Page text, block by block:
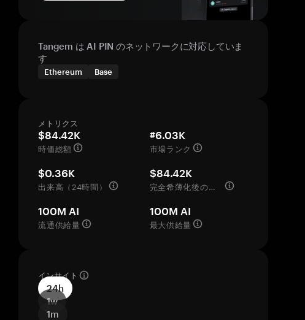
Tangem は AI PIN のネットワークに対応していま
す
Ethereum Base
メトリクス
$84.42K
時価総額
#6.03K
市場ランク
$0.36K
出来高（24時間）
$84.42K
完全希薄化後の評価額
100M AI
流通供給量
100M AI
最大供給量
インサイト
24h
1w
1m